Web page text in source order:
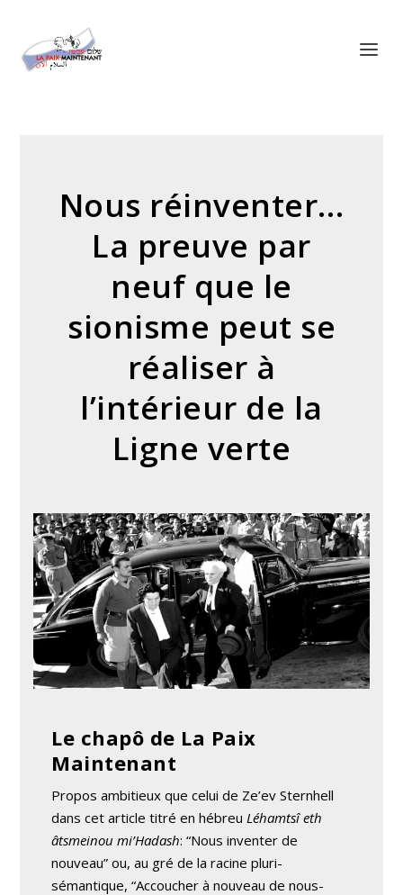
Nous réinventer…
La preuve par
neuf que le
sionisme peut se
réaliser à
l’intérieur de la
Ligne verte
Le chapô de La Paix
Maintenant
Propos ambitieux que celui de Ze’ev Sternhell
dans cet article titré en hébreu Léhamtsî eth
âtsmeinou mi’Hadash: “Nous inventer de
nouveau” ou, au gré de la racine pluri-
sémantique, “Accoucher à nouveau de nous-